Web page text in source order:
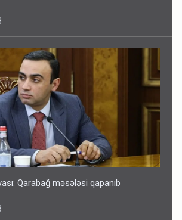
Qarabağ məsələsi qapanıb